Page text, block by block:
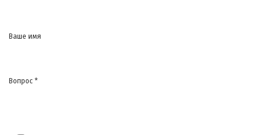
Ваше имя
Вопрос *